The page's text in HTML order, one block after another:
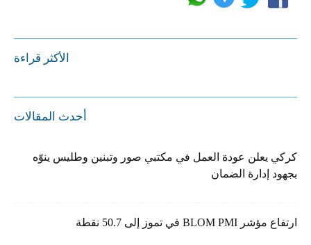
الأكثر قراءة
أحدث المقالات
كركي يعلن عودة العمل في مكتبي صور وتبنين وطليس ينوّه
بجهود إدارة الضمان
ارتفاع مؤشر BLOM PMI في تموز إلى 50.7 نقطة